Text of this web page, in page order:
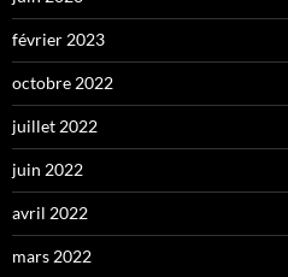
février 2023
octobre 2022
juillet 2022
juin 2022
avril 2022
mars 2022